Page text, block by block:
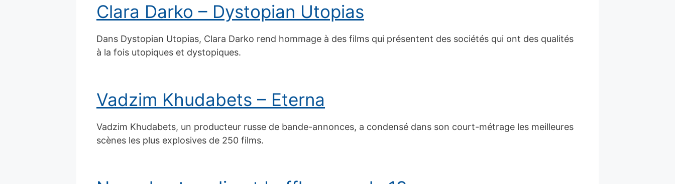
Clara Darko – Dystopian Utopias
Dans Dystopian Utopias, Clara Darko rend hommage à des films qui présentent des sociétés qui ont des qualités
à la fois utopiques et dystopiques.
Vadzim Khudabets – Eterna
Vadzim Khudabets, un producteur russe de bande-annonces, a condensé dans son court-métrage les meilleures
scènes les plus explosives de 250 films.